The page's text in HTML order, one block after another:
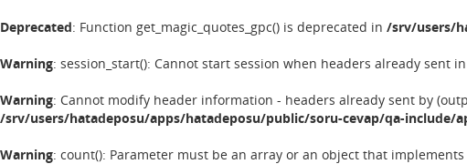
Deprecated: Function get_magic_quotes_gpc() is deprecated in /srv/users/
Warning: session_start(): Cannot start session when headers already sent in
Warning: Cannot modify header information - headers already sent by
/srv/users/hatadeposu/apps/hatadeposu/public/soru-cevap/qa-include/
Warning: count(): Parameter must be an array or an object that